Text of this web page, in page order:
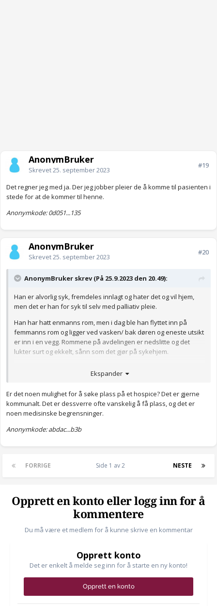
AnonymBruker
Skrevet25. september 2023
#19
Det regner jeg med ja. Der jeg jobber pleier de å komme til pasienten i
stede for at de kommer til henne.
Anonymkode: 0d051...135
AnonymBruker
Skrevet25. september 2023
#20
AnonymBruker skrev (På 25.9.2023 den 20.49):
Han er alvorlig syk, fremdeles innlagt og hater det og vil hjem,
men det er han for syk til selv med palliativ pleie.
Han har hatt enmanns rom, men i dag ble han flyttet inn på
femmanns rom og ligger ved vasken/ bak døren og eneste utsikt
er inn i en vegg. Rommene på avdelingen er nedslitte og det
lukter surt og ekkelt, sånn som det gjør på sykehjem.
Ekspander
Er det noen mulighet for å søke plass på et hospice? Det er gjerne
kommunalt. Det er dessverre ofte vanskelig å få plass, og det er
noen medisinske begrensninger.
Anonymkode: abdac...b3b
FORRIGE NESTE
Side 1 av 2
Opprett en konto eller logg inn for å
kommentere
Du må være et medlem for å kunne skrive en kommentar
Opprett konto
Det er enkelt å melde seg inn for å starte en ny konto!
Opprett en konto